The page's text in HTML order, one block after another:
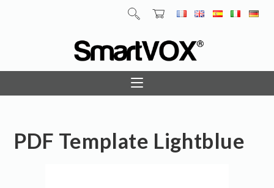
PDF Template Lightblue